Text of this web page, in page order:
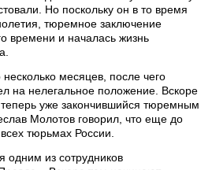
Но поскольку он в то время
тюремное заключение
времени и началась жизнь
месяцев, после чего
на нелегальное положение. Вскоре
уже закончившийся тюремным
Молотов говорил, что еще до
тюрьмах России.
одним из сотрудников